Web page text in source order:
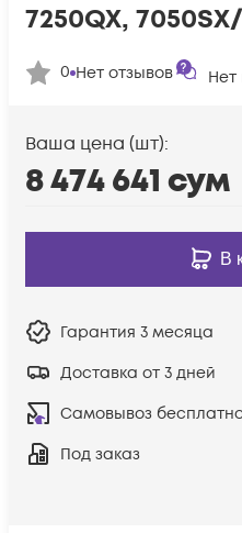
7250QX,
0 Нет отзывов Нет
Ваша цена (шт):
8 474 641 сум
В
Гарантия 3 месяца
Доставка от 3 дней
Самовывоз
Под заказ